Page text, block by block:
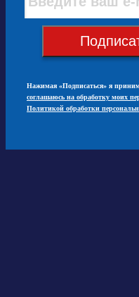
Нажимая «Подписаться» я
соглашаюсь на обработку моих
Политикой обработки